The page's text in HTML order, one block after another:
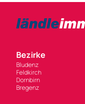
Bezirke
Bludenz
Feldkirch
Dornbirn
Bregenz